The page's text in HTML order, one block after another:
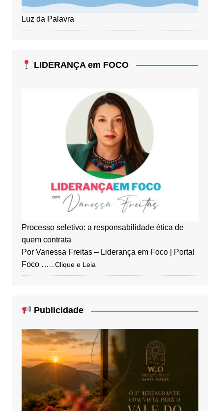
Luz da Palavra
LIDERANÇA em FOCO
Processo seletivo: a responsabilidade ética de
quem contrata
Por Vanessa Freitas – Liderança em Foco | Portal
Foco …
...Clique e Leia
Publicidade